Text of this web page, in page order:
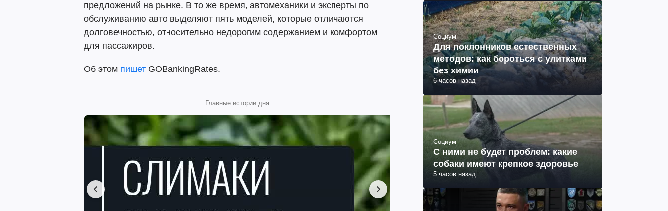
предложений на рынке. В то же время, автомеханики и эксперты по
обслуживанию авто выделяют пять моделей, которые отличаются
долговечностью, относительно недорогим содержанием и комфортом
для пассажиров.
Об этом пишет GOBankingRates.
Главные истории дня
Социум
Для поклонников естественных
методов: как бороться с улитками
без химии
6 часов назад
Социум
С ними не будет проблем: какие
собаки имеют крепкое здоровье
5 часов назад